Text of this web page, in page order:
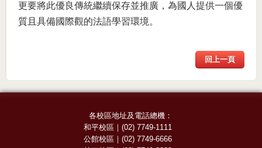
更要將此優良傳統繼續保存並推廣，為國人提供一個優
質且具備國際觀的法語學習環境。
回上一頁
各校區地址及電話總機：
和平校區 ｜(02) 7749-1111
公館校區 ｜(02) 7749-6666